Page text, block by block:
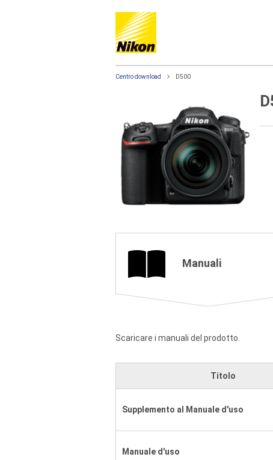
Centro download D500
Manuali
Scaricare i manuali del prodotto.
Titolo
Supplemento al Manuale d'uso
Manuale d'uso